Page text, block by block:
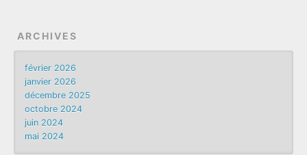
ARCHIVES
février 2026
janvier 2026
décembre 2025
octobre 2024
juin 2024
mai 2024